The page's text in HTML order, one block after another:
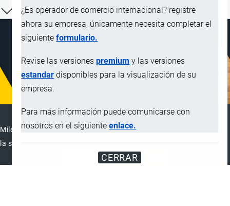
¿Es operador de comercio internacional? registre
ahora su empresa, únicamente necesita completar el
siguienteformulario.
Revise las versionespremium y las versiones
estandar disponibles para la visualización de su
empresa.
Para más información puede comunicarse con
nosotros en el siguienteenlace.
CERRAR
ANUNCIAR EMPRESA
Miles de visitantes ya vieron este anuncio, tu empresa puede ser
la siguiente
ANUNCIAR
SUSCRIBIRSE